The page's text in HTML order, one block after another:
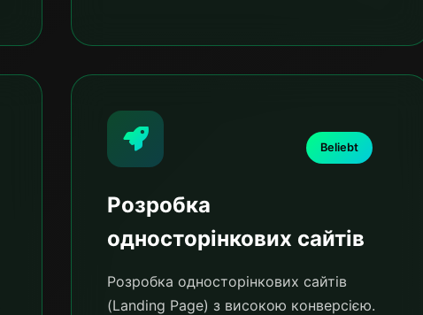
Beliebt
Розробка
односторінкових сайтів
Розробка односторінкових сайтів
(Landing Page) з високою конверсією.